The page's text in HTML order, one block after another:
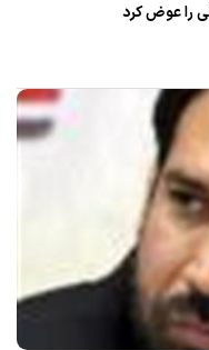
را عوض كرد‌